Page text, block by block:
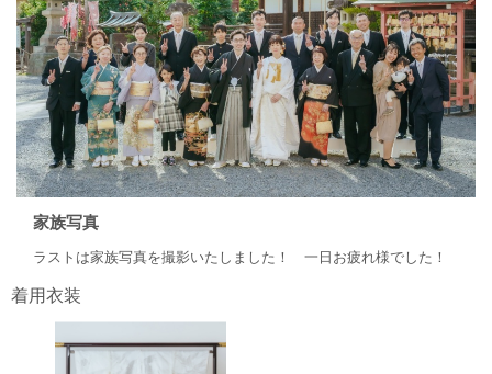
家族写真
ラストは家族写真を撮影いたしました！ 一日お疲れ様でした！
着用衣装